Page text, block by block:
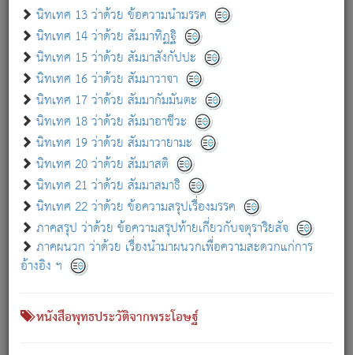
นิทเทศ 13 ว่าด้วย ข้อความนำมรรค
นิทเทศ 14 ว่าด้วย สัมมาทิฏฐิ
นิทเทศ 15 ว่าด้วย สัมมาสังกัปปะ
นิทเทศ 16 ว่าด้วย สัมมาวาจา
นิทเทศ 17 ว่าด้วย สัมมากัมมันตะ
นิทเทศ 18 ว่าด้วย สัมมาอาชีวะ
นิทเทศ 19 ว่าด้วย สัมมาวายามะ
นิทเทศ 20 ว่าด้วย สัมมาสติ
นิทเทศ 21 ว่าด้วย สัมมาสมาธิ
นิทเทศ 22 ว่าด้วย ข้อความสรุปเรื่องมรรค
ภาคสรุป ว่าด้วย ข้อความสรุปท้ายเกี่ยวกับจตุราริยสัจ
ภาคผนวก ว่าด้วย เรื่องนำมาผนวกเพื่อความสะดวกแก่การ
อ้างอิง ฯ
หนังสือพุทธประวัติจากพระโอษฐ์
เกี่ยวกับธรรมโฆษณ์ออนไลน์ (Disclaimer)
แม้ระบบ "ธรรมโฆษณ์ออนไลน์" พยายามปรับปรุงข้อมูลให้ถูกต้องมากที่สุด
ผู้ศึกษาก็พึงตรวจสอบกับตัวเล่มหนังสือต้นฉบับ ที่มีการพิมพ์ครั้งล่าสุด
ก่อนนำข้อมูลไปใช้ในการอ้างอิง"
เกี่ยวกับอัตถจารี|เกี่ยวกับการพัฒนา|แจ้งข้อผิดพลาด / แนะนำ
หนังสือที่เกี่ยวข้อง